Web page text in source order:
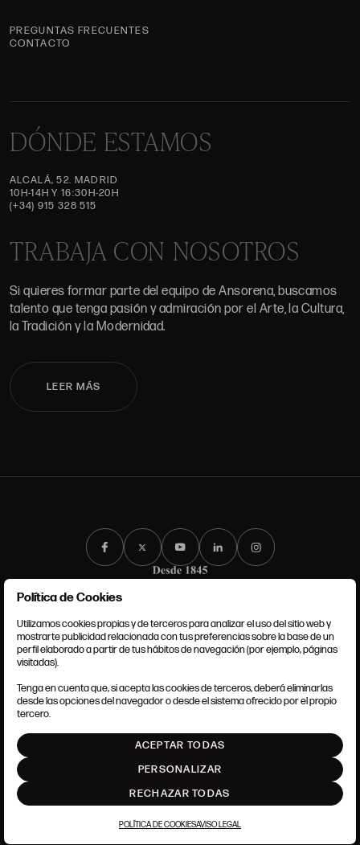
PREGUNTAS FRECUENTES
CONTACTO
DÓNDE ESTAMOS
ALCALÁ, 52. MADRID
10H-14H Y 16:30H-20H
(+34) 915 328 515
TRABAJA CON NOSOTROS
Si quieres formar parte del equipo de Ansorena, buscamos
talento que tenga pasión y admiración por el Arte, la Cultura,
la Tradición y la Modernidad.
LEER MÁS
CONDICIONES GENERALES
POLÍTICA DE COOKIES
AJUSTE DE COOKIES
Política de Cookies
Utilizamos cookies propias y de terceros para analizar el uso del sitio web y
mostrarte publicidad relacionada con tus preferencias sobre la base de un
perfil elaborado a partir de tus hábitos de navegación (por ejemplo, páginas
visitadas).
Tenga en cuenta que, si acepta las cookies de terceros, deberá eliminarlas
desde las opciones del navegador o desde el sistema ofrecido por el propio
tercero.
ACEPTAR TODAS
PERSONALIZAR
RECHAZAR TODAS
POLÍTICA DE COOKIESAVISO LEGAL